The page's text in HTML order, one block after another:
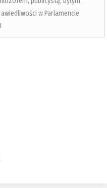
w Parlamencie